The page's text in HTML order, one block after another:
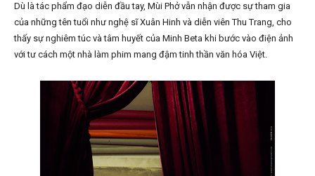
Dù là tác phẩm đạo diễn đầu tay, Mùi Phở vẫn nhận được sự tham gia
của những tên tuổi như nghệ sĩ Xuân Hinh và diễn viên Thu Trang, cho
thấy sự nghiêm túc và tâm huyết của Minh Beta khi bước vào điện ảnh
với tư cách một nhà làm phim mang đậm tinh thần văn hóa Việt.